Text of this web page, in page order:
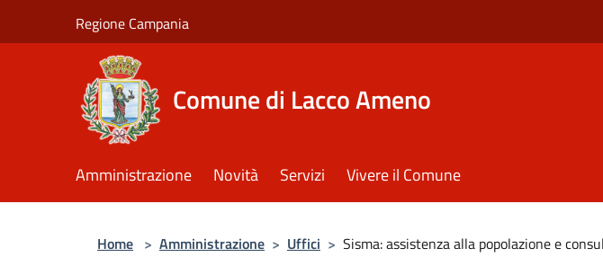
Regione Campania
Comune di Lacco Ameno
Amministrazione Novità Servizi Vivere il Comune
Home > Amministrazione > Uffici > Sisma: assistenza alla popolazione e